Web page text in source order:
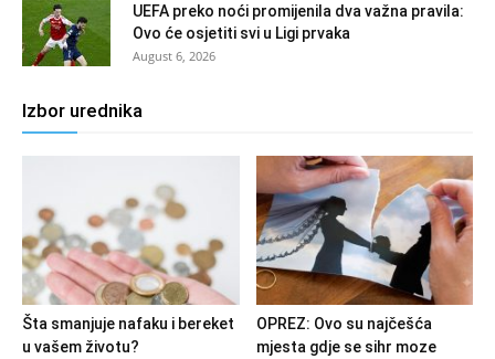
UEFA preko noći promijenila dva važna pravila:
Ovo će osjetiti svi u Ligi prvaka
August 6, 2026
Izbor urednika
Šta smanjuje nafaku i bereket
u vašem životu?
OPREZ: Ovo su najčešća
mjesta gdje se sihr moze